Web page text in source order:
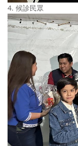
4. 候診民眾